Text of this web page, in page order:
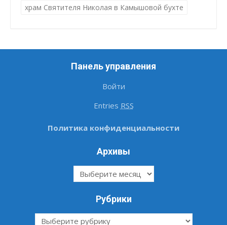
храм Святителя Николая в Камышовой бухте
Панель управления
Войти
Entries RSS
Политика конфиденциальности
Архивы
Архивы
Рубрики
Рубрики